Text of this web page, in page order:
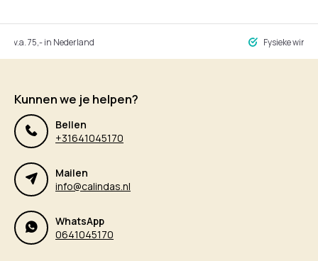
v.a. 75,- in Nederland Fysieke
Kunnen we je helpen?
Bellen
+31641045170
Mailen
info@calindas.nl
WhatsApp
0641045170